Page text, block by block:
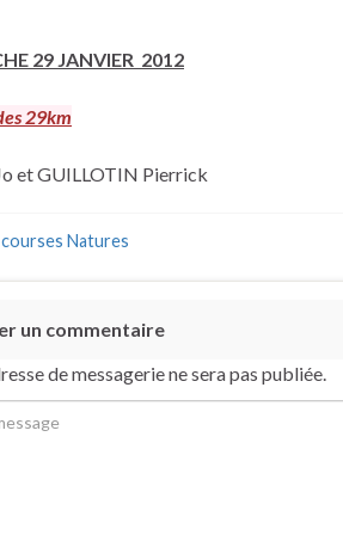
29 JANVIER 2012
29km
et GUILLOTIN Pierrick
Natures
un commentaire
de messagerie ne sera pas publiée.